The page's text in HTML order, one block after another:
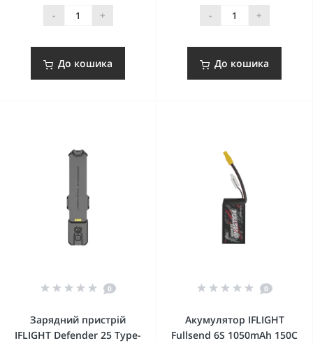
- +
До кошика
- +
До кошика
0
Зарядний пристрій
IFLIGHT Defender 25 Type-
0
Акумулятор IFLIGHT
Fullsend 6S 1050mAh 150C